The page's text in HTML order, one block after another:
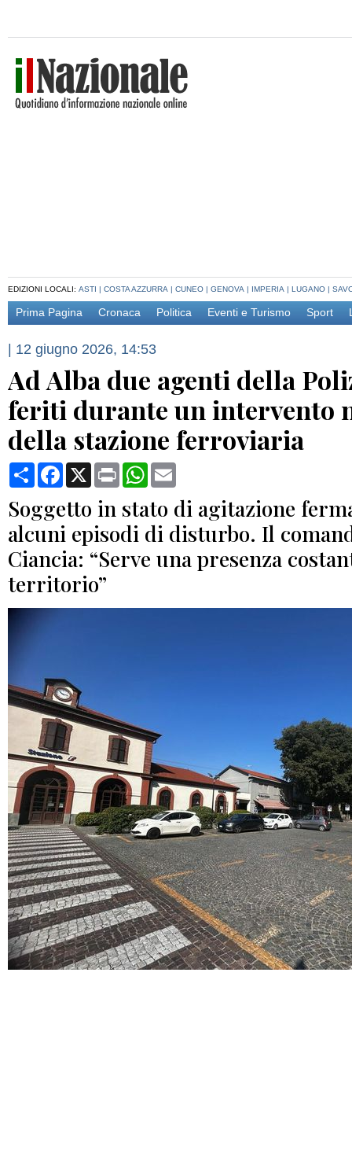
EDIZIONI LOCALI: ASTI | COSTA AZZURRA | CUNEO | GENOVA | IMPERIA | LUGANO |
Prima Pagina Cronaca Politica Eventi e Turismo Sport
| 12 giugno 2026, 14:53
Ad Alba due agenti della
feriti durante un intervento
della stazione ferroviaria
CondividiFacebook
X Print WhatsApp
Soggetto in stato di agitazione
alcuni episodi di disturbo. Il
Ciancia: “Serve una presenza
territorio”